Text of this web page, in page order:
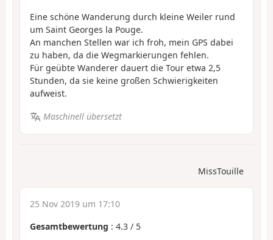
Eine schöne Wanderung durch kleine Weiler rund
um Saint Georges la Pouge.
An manchen Stellen war ich froh, mein GPS dabei
zu haben, da die Wegmarkierungen fehlen.
Für geübte Wanderer dauert die Tour etwa 2,5
Stunden, da sie keine großen Schwierigkeiten
aufweist.
Maschinell übersetzt
MissTouille
25 Nov 2019 um 17:10
Gesamtbewertung : 4.3 / 5